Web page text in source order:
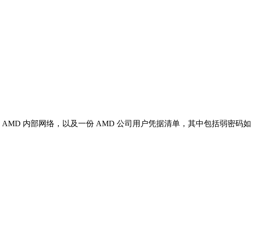
内部网络，以及一份 AMD 公司用户凭据清单，其中包括弱密码如